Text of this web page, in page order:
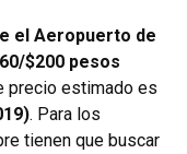
el Aeropuerto de
$200 pesos
precio estimado es
. Para los
tienen que buscar